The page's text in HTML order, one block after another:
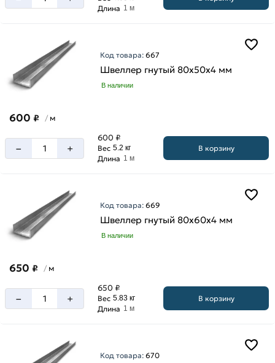
мм
4
мм
мм
6
Длина 1 м
Код товара:667
Швеллер гнутый 80х50х4 мм
В наличии
600 ₽ / м
– +
600 ₽
Вес 5.2 кг
Длина 1 м
В корзину
Код товара:669
Швеллер гнутый 80х60х4 мм
В наличии
650 ₽ / м
– +
650 ₽
Вес 5.83 кг
Длина 1 м
В корзину
Код товара:670